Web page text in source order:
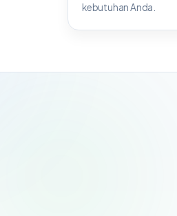
kebutuhan Anda.